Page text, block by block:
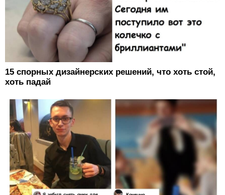
15 спорных дизайнерских решений, что хоть стой,
хоть падай